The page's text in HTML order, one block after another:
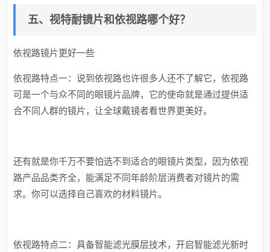
五、视特耐镜片和依视路哪个好？
依视路镜片更好一些
依视路特点一：说到依视路也许很多人还不了解它，依视路
可是一个与众不同的眼镜片品牌，它的使命就是通过提供适
合不同人群的镜片，让全球戴镜者看世界更美好。
还有就是你千万不要怕选不到适合的眼镜片类型，因为依视
路产品品类齐全，能满足不同年龄阶层消费者对镜片的需
求。你可以选择自己喜欢的材料镜片。
依视路特点二：具备智能滤光膜层技术，开启智能滤光新时